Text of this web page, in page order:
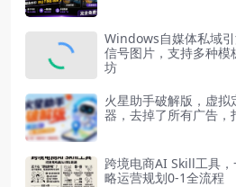
Windows自媒体私域
信号图片，支持多种
坊
火星助手破解版，虚
器，去掉了所有广告，
跨境电商AI Skill工具
略运营规划0-1全流程